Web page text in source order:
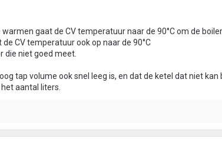
gaat de CV temperatuur naar de 90°C om de
CV temperatuur ook op naar de 90°C
die niet goed meet.
tap volume ook snel leeg is, en dat de ketel dat niet kan
aantal liters.